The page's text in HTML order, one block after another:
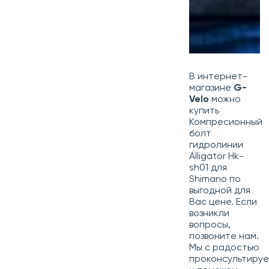
В интернет-
магазине G-
Velo можно
купить
Компресионный
болт
гидролинии
Alligator Hk-
sh01 для
Shimano по
выгодной для
Вас цене. Если
возникли
вопросы,
позвоните нам.
Мы с радостью